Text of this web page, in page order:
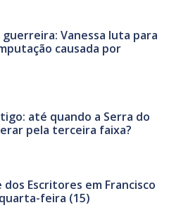
Vanessa luta para
causada por
até quando a Serra do
pela terceira faixa?
Escritores em Francisco
feira (15)